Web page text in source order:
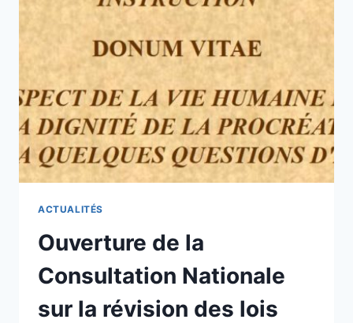
LA
PMA
ACTUALITÉS
Ouverture de la
Consultation Nationale
sur la révision des lois